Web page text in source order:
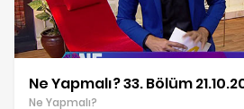
Ne Yapmalı? 33. Bölüm
Ne Yapmalı?